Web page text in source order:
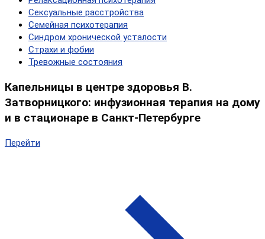
Сексуальные расстройства
Семейная психотерапия
Синдром хронической усталости
Страхи и фобии
Тревожные состояния
Капельницы в центре здоровья В.
Затворницкого: инфузионная терапия на дому
и в стационаре в Санкт-Петербурге
Перейти